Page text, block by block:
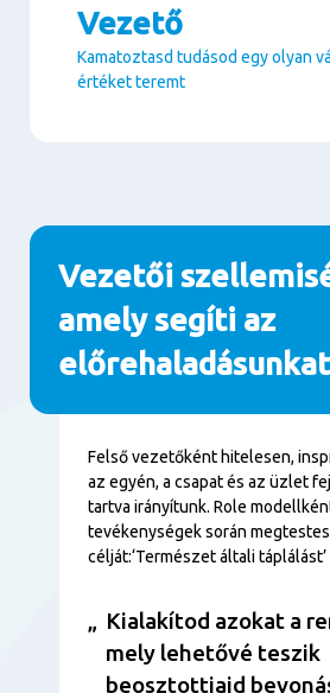
Vezető
Kamatoztasd tudásod egy olyan
értéket teremt
Paragraphs
Vezetői
amely segíti az
előrehaladásunkat
Tartalom
Felső vezetőként hitelesen,
az egyén, a csapat és az üzlet
tartva irányítunk. Role
tevékenységek során
célját:‘Természet általi táplálást’
Kialakítod azokat a
mely lehetővé teszik
beosztottjaid